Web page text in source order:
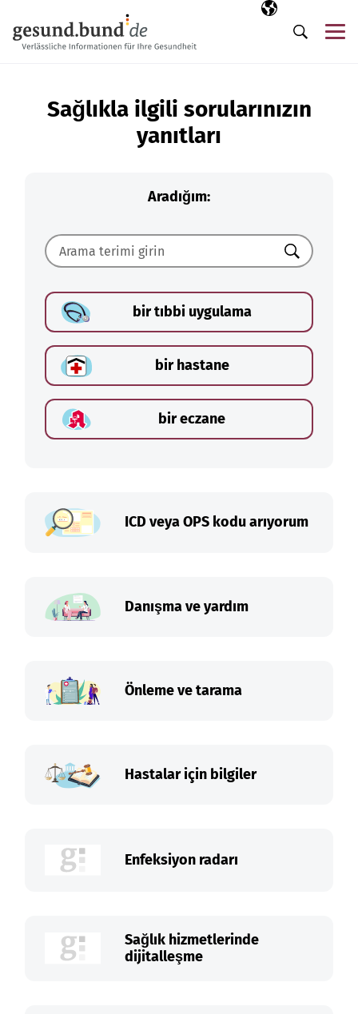
Seçili dil
TR
Arama
Sağlıkla ilgili sorularınızın
yanıtları
Aradığım:
Ara
bir tıbbi uygulama
bir hastane
bir eczane
ICD veya OPS kodu arıyorum
Danışma ve yardım
Önleme ve tarama
Hastalar için bilgiler
Enfeksiyon radarı
Sağlık hizmetlerinde
dijitalleşme